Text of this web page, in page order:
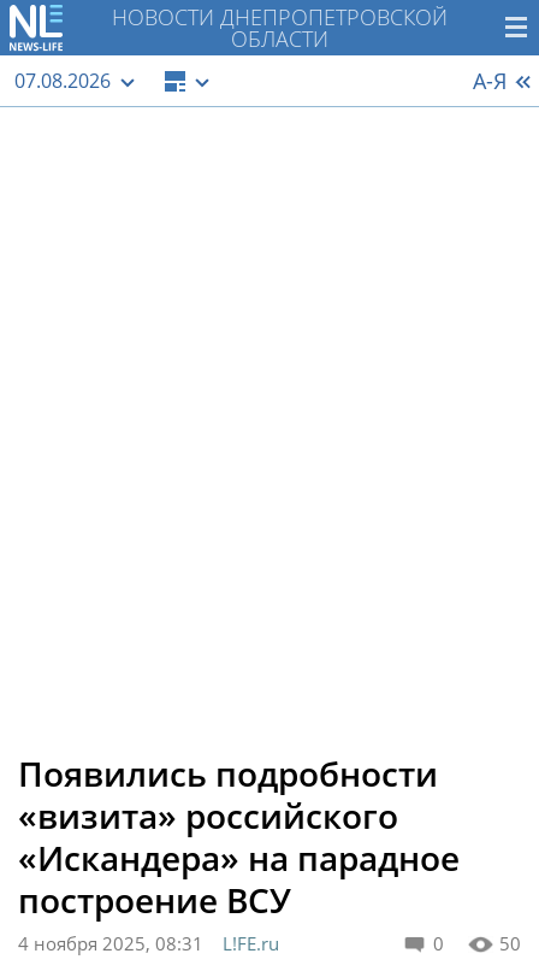
НОВОСТИ ДНЕПРОПЕТРОВСКОЙ
ОБЛАСТИ
07.08.2026 А-Я
Появились подробности
«визита» российского
«Искандера» на парадное
построение ВСУ
0 50
4 ноября 2025, 08:31
L!FE.ru